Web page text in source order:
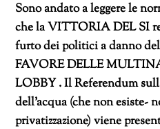
Sono andato a leggere le
che la VITTORIA DEL SI
furto dei politici a danno
FAVORE DELLE
LOBBY .Il Referendum
dell’acqua (che non esiste-
privatizzazione) viene